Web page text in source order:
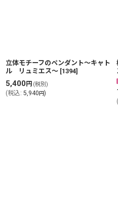
立体モチーフのペンダント〜キャト
ル リュミエス〜 [1394]
5,400円 (税別)
(税込: 5,940円)
(